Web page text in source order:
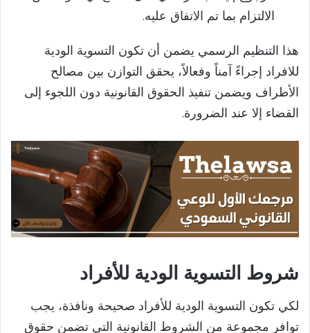
الالتزام بما تم الاتفاق عليه.
هذا التنظيم الرسمي يضمن أن تكون التسوية الودية
للافراد إجراءً آمناً وفعالاً، يحقق التوازن بين مصالح
الأطراف ويضمن تنفيذ الحقوق القانونية دون اللجوء إلى
القضاء إلا عند الضرورة.
شروط التسوية الودية للأفراد
لكي تكون التسوية الودية للأفراد صحيحة ونافذة، يجب
توافر مجموعة من الشروط القانونية التي تضمن حقوق